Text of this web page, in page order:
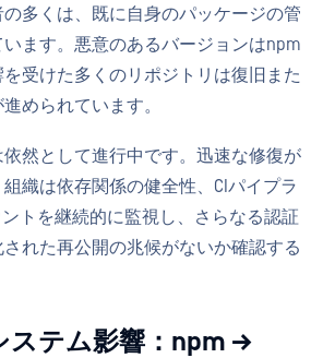
多くは、既に自身のパッケージの管
ます。悪意のあるバージョンはnpm
受けた多くのリポジトリは復旧また
められています。
然として進行中です。迅速な修復が
織は依存関係の健全性、CIパイプラ
トを継続的に監視し、さらなる認証
れた再公開の兆候がないか確認する
ステム影響：npm →